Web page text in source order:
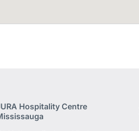
Hospitality Centre